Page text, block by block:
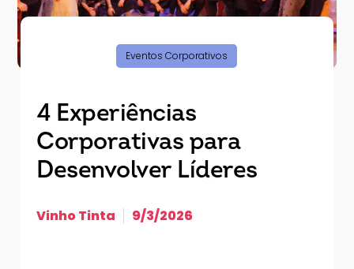
Eventos Corporativos
4 Experiências
Corporativas para
Desenvolver Líderes
Vinho Tinta 9/3/2026